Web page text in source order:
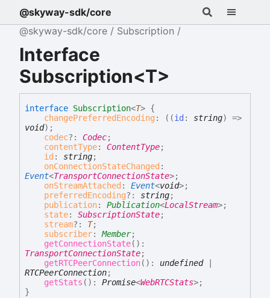
@skyway-sdk/core
@skyway-sdk/core
Subscription
Interface
Subscription<T>
interface Subscription<T> {
changePreferredEncoding : ( (id : string)
=>
void) ;
codec?: Codec;
contentType: ContentType;
id : string;
onConnectionStateChanged :
Event<TransportConnectionState>;
onStreamAttached : Event<void>;
preferredEncoding?: string;
publication: Publication<LocalStream>;
state: SubscriptionState;
stream?: T;
subscriber:Member;
getConnectionState( ) :
TransportConnectionState;
getRTCPeerConnection( ) : undefined|
RTCPeerConnection;
getStats ( ) : Promise<WebRTCStats>;
}